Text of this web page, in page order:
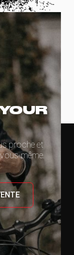
proche et
même.